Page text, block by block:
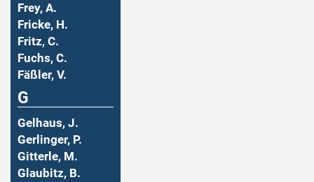
Frey, A.
Fricke, H.
Fritz, C.
Fuchs, C.
Fäßler, V.
G
Gelhaus, J.
Gerlinger, P.
Gitterle, M.
Glaubitz, B.